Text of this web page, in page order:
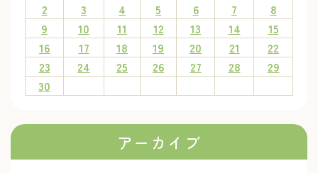
2
3 4 5 6 7
8
9
10 11 12 13 14
15
16
17 18 19 20 21
22
23
24 25 26 27 28
29
30
アーカイブ